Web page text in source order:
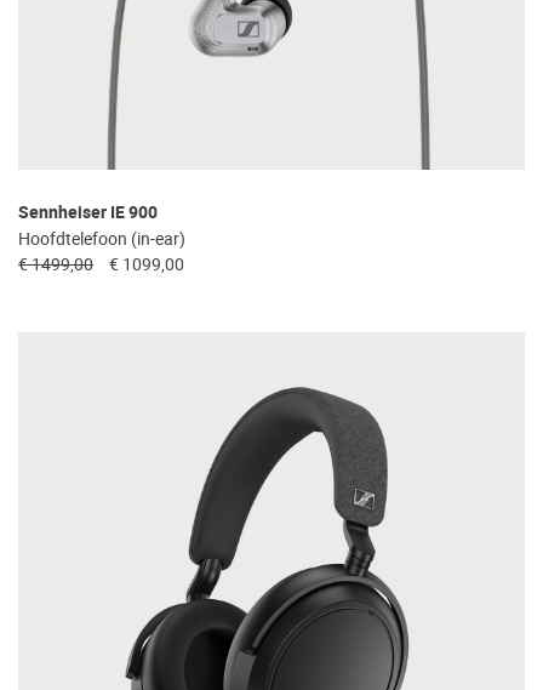
Sennheiser IE 900
Hoofdtelefoon (in-ear)
€ 1499,00
€ 1099,00